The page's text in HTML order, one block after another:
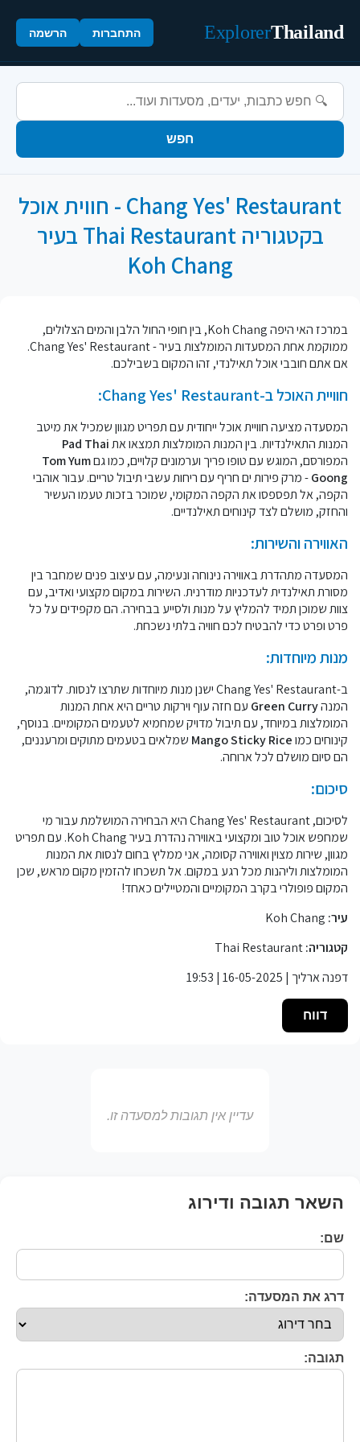
Thailand
Explorer התחברות הרשמה
חפש
Chang Yes' Restaurant - חווית אוכל
בקטגוריה Thai Restaurant בעיר
Koh Chang
במרכז האי היפה Koh Chang, בין חופי החול הלבן והמים הצלולים,
ממוקמת אחת המסעדות המומלצות בעיר - Chang Yes' Restaurant.
אם אתם חובבי אוכל תאילנדי, זהו המקום בשבילכם.
חוויית האוכל ב-Chang Yes' Restaurant:
המסעדה מציעה חוויית אוכל ייחודית עם תפריט מגוון שמכיל את מיטב
המנות התאילנדיות. בין המנות המומלצות תמצאו אתPad Thai
המפורסם, המוגש עם טופו פריך וערמונים קלויים, כמו גםTom Yum
Goong- מרק פירות ים חריף עם ריחות עשבי תיבול טריים. עבור אוהבי
הקפה, אל תפספסו את הקפה המקומי, שמוכר בזכות טעמו העשיר
והחזק, מושלם לצד קינוחים תאילנדיים.
האווירה והשירות:
המסעדה מתהדרת באווירה נינוחה ונעימה, עם עיצוב פנים שמחבר בין
מסורת תאילנדית לעדכניות מודרנית. השירות במקום מקצועי ואדיב, עם
צוות שמוכן תמיד להמליץ על מנות ולסייע בבחירה. הם מקפידים על כל
פרט ופרט כדי להבטיח לכם חוויה בלתי נשכחת.
מנות מיוחדות:
ב-Chang Yes' Restaurant ישנן מנות מיוחדות שתרצו לנסות. לדוגמה,
המנהGreen Curry עם חזה עוף וירקות טריים היא אחת המנות
המומלצות במיוחד, עם תיבול מדויק שמחמיא לטעמים המקומיים. בנוסף,
קינוחים כמוMango Sticky Rice שמלאים בטעמים מתוקים ומרעננים,
הם סיום מושלם לכל ארוחה.
סיכום:
לסיכום, Chang Yes' Restaurant היא הבחירה המושלמת עבור מי
שמחפש אוכל טוב ומקצועי באווירה נהדרת בעיר Koh Chang. עם תפריט
מגוון, שירות מצוין ואווירה קסומה, אני ממליץ בחום לנסות את המנות
המומלצות וליהנות מכל רגע במקום. אל תשכחו להזמין מקום מראש, שכן
המקום פופולרי בקרב המקומיים והמטיילים כאחד!
עיר:
קטגוריה:
דפנה ארליך | 16-05-2025 | 19:53
דווח
עדיין אין תגובות למסעדה זו.
השאר תגובה ודירוג
שם:
דרג את המסעדה:
תגובה: